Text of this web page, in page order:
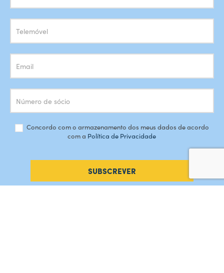
Newsletter
Concordo com o armazenamento dos meus dados de acordo
com a Política de Privacidade
SUBSCREVER